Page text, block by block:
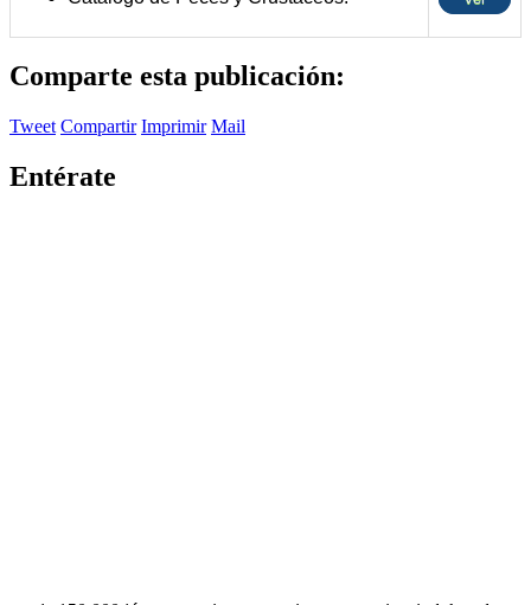
Comparte esta publicación:
Tweet Compartir Imprimir Mail
Entérate